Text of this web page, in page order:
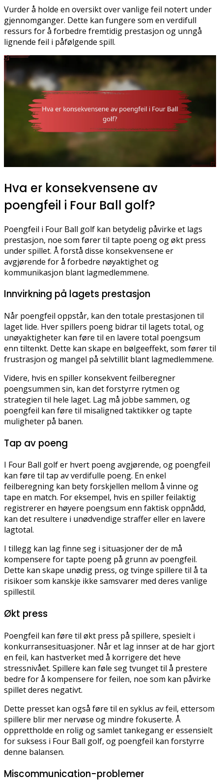
Vurder å holde en oversikt over vanlige feil notert under
gjennomganger. Dette kan fungere som en verdifull
ressurs for å forbedre fremtidig prestasjon og unngå
lignende feil i påfølgende spill.
Hva er konsekvensene av
poengfeil i Four Ball golf?
Poengfeil i Four Ball golf kan betydelig påvirke et lags
prestasjon, noe som fører til tapte poeng og økt press
under spillet. Å forstå disse konsekvensene er
avgjørende for å forbedre nøyaktighet og
kommunikasjon blant lagmedlemmene.
Innvirkning på lagets prestasjon
Når poengfeil oppstår, kan den totale prestasjonen til
laget lide. Hver spillers poeng bidrar til lagets total, og
unøyaktigheter kan føre til en lavere total poengsum
enn tiltenkt. Dette kan skape en bølgeeffekt, som fører til
frustrasjon og mangel på selvtillit blant lagmedlemmene.
Videre, hvis en spiller konsekvent feilberegner
poengsummen sin, kan det forstyrre rytmen og
strategien til hele laget. Lag må jobbe sammen, og
poengfeil kan føre til misaligned taktikker og tapte
muligheter på banen.
Tap av poeng
I Four Ball golf er hvert poeng avgjørende, og poengfeil
kan føre til tap av verdifulle poeng. En enkel
feilberegning kan bety forskjellen mellom å vinne og
tape en match. For eksempel, hvis en spiller feilaktig
registrerer en høyere poengsum enn faktisk oppnådd,
kan det resultere i unødvendige straffer eller en lavere
lagtotal.
I tillegg kan lag finne seg i situasjoner der de må
kompensere for tapte poeng på grunn av poengfeil.
Dette kan skape unødig press, og tvinge spillere til å ta
risikoer som kanskje ikke samsvarer med deres vanlige
spillestil.
Økt press
Poengfeil kan føre til økt press på spillere, spesielt i
konkurransesituasjoner. Når et lag innser at de har gjort
en feil, kan hastverket med å korrigere det heve
stressnivået. Spillere kan føle seg tvunget til å prestere
bedre for å kompensere for feilen, noe som kan påvirke
spillet deres negativt.
Dette presset kan også føre til en syklus av feil, ettersom
spillere blir mer nervøse og mindre fokuserte. Å
opprettholde en rolig og samlet tankegang er essensielt
for suksess i Four Ball golf, og poengfeil kan forstyrre
denne balansen.
Miscommunication-problemer